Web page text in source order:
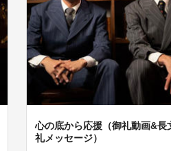
心の底から応援（御礼動画&長
礼メッセージ）